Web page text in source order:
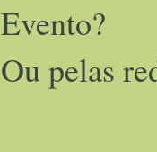
Evento?
Ou pelas